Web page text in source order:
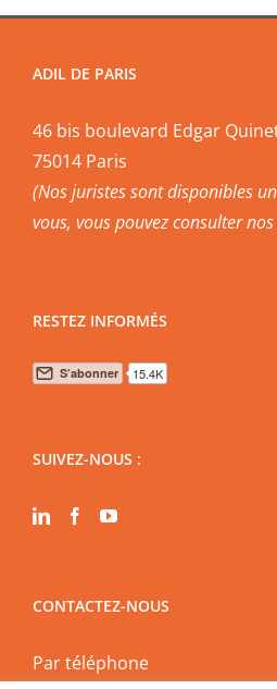
ADIL DE PARIS
46 bis boulevard Edgar
75014 Paris
(Nos juristes sont disponibles
vous, vous pouvezconsulter
RESTEZ INFORMÉS
SUIVEZ-NOUS :
CONTACTEZ-NOUS
Par téléphone